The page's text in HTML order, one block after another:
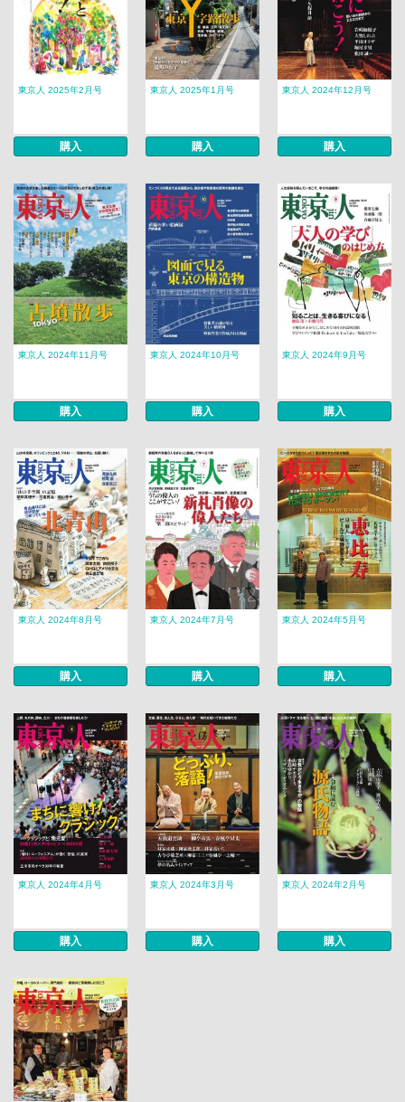
東京人 2025年2月号
購入
東京人 2025年1月号
購入
東京人 2024年12月号
購入
東京人 2024年11月号
購入
東京人 2024年10月号
購入
東京人 2024年9月号
購入
東京人 2024年8月号
購入
東京人 2024年7月号
購入
東京人 2024年5月号
購入
東京人 2024年4月号
購入
東京人 2024年3月号
購入
東京人 2024年2月号
購入